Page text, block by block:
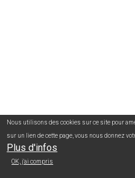
Nous utilisons des cookies sur ce site pour
sur un lien de cette page, vous nous donnez
Plus d'infos
OK, j'ai compris